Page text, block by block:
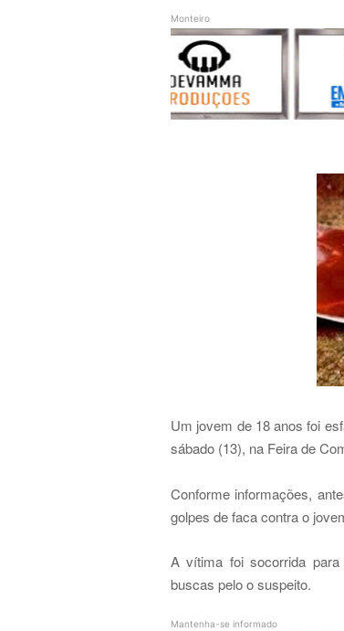
Monteiro
Um jovem de 18 anos foi
sábado (13), na Feira de
Conforme informações,
golpes de faca contra o
A vítima foi socorrida
buscas pelo o suspeito.
Mantenha-se informado